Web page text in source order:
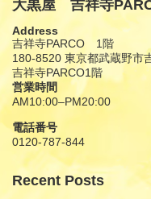
大黒屋 吉祥寺
Address
吉祥寺PARCO 1階
180-8520 東京都武蔵野市
吉祥寺PARCO1階
営業時間
AM10:00–PM20:00
電話番号
0120-787-844
Recent Posts